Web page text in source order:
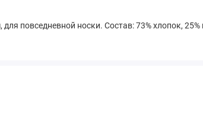
повседневной носки. Состав: 73% хлопок, 25%